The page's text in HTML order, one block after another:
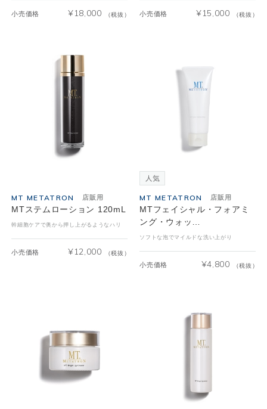
小売価格 ¥18,000 （税抜） 小売価格 ¥15,000 （税抜）
MT METATRON 店販用
MTステムローション 120mL
幹細胞ケアで奥から押し上がるようなハリ
小売価格 ¥12,000 （税抜）
MT METATRON 店販用
MTフェイシャル・フォアミ
ング・ウォッ…
ソフトな泡でマイルドな洗い上がり
小売価格 ¥4,800 （税抜）